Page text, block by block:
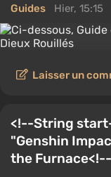
Guides Hier, 15:15
Laisser un
<!--String
"Genshin
the